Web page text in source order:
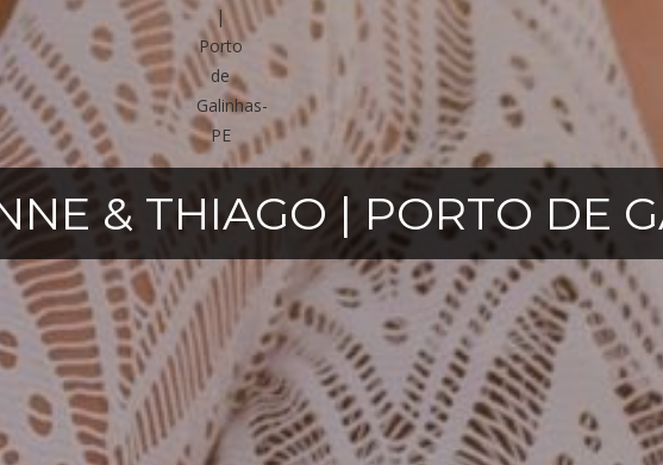
& THIAGO | PORTO DE